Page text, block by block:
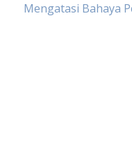
Mengatasi Bahaya